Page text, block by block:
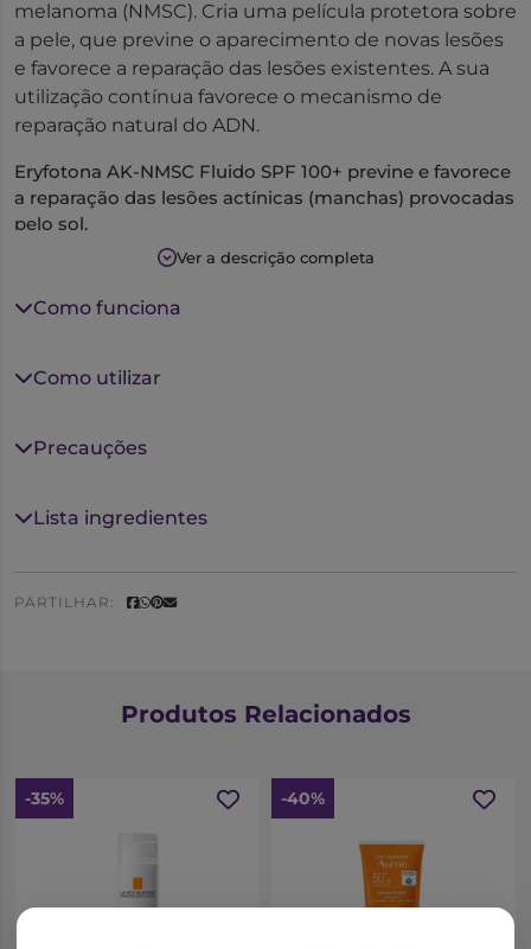
melanoma (NMSC). Cria uma película protetora sobre
a pele, que previne o aparecimento de novas lesões
e favorece a reparação das lesões existentes. A sua
utilização contínua favorece o mecanismo de
reparação natural do ADN.
Eryfotona AK-NMSC Fluido SPF 100+ previne e favorece
a reparação das lesões actínicas (manchas) provocadas
pelo sol.
Cria uma película protetora sobre a pele (UVB 109, UVA
Adicionalmente, o seu uso continuado favorece o
Ver a descrição completa
Como funciona
Como utilizar
Precauções
Lista ingredientes
PARTILHAR:
Produtos Relacionados
-35% -40%